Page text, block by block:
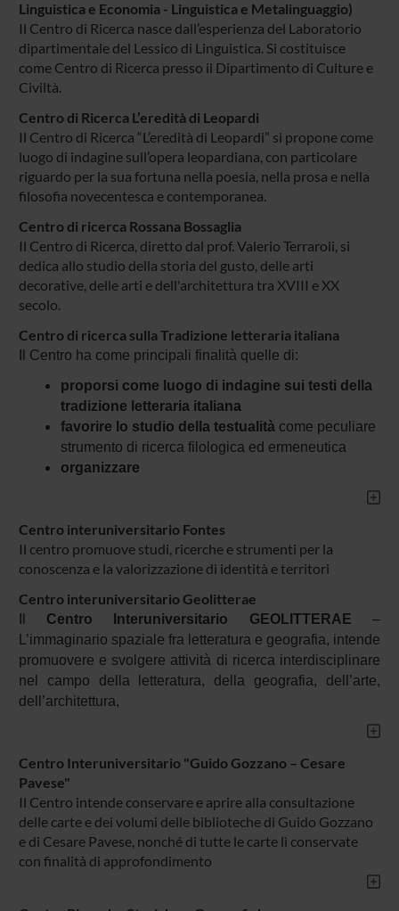
Linguistica e Economia - Linguistica e Metalinguaggio)
Il Centro di Ricerca nasce dall’esperienza del Laboratorio
dipartimentale del Lessico di Linguistica. Si costituisce
come Centro di Ricerca presso il Dipartimento di Culture e
Civiltà.
Centro di Ricerca L’eredità di Leopardi
Il Centro di Ricerca “L’eredità di Leopardi” si propone come
luogo di indagine sull’opera leopardiana, con particolare
riguardo per la sua fortuna nella poesia, nella prosa e nella
filosofia novecentesca e contemporanea.
Centro di ricerca Rossana Bossaglia
Il Centro di Ricerca, diretto dal prof. Valerio Terraroli, si
dedica allo studio della storia del gusto, delle arti
decorative, delle arti e dell'architettura tra XVIII e XX
secolo.
Centro di ricerca sulla Tradizione letteraria italiana
Il Centro ha come principali finalità quelle di:
proporsi come luogo di indagine sui testi della
tradizione letteraria italiana
favorire lo studio della testualità come peculiare
strumento di ricerca filologica ed ermeneutica
organizzare
Centro interuniversitario Fontes
Il centro promuove studi, ricerche e strumenti per la
conoscenza e la valorizzazione di identità e territori
Centro interuniversitario Geolitterae
Centro Interuniversitario GEOLITTERAE –
L’immaginario spaziale fra letteratura e geografia, intende
promuovere e svolgere attività di ricerca interdisciplinare
nel campo della letteratura, della geografia, dell’arte,
dell’architettura,
Centro Interuniversitario "Guido Gozzano – Cesare
Pavese"
Il Centro intende conservare e aprire alla consultazione
delle carte e dei volumi delle biblioteche di Guido Gozzano
e di Cesare Pavese, nonché di tutte le carte lì conservate
con finalità di approfondimento